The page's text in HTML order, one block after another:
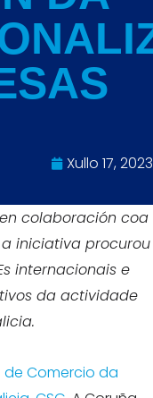
Xullo 17, 2023
en colaboración coa
iniciativa procurou
internacionais e
da actividade
Comercio da